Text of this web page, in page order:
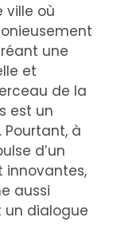
ville où
une
et
de la
est un
à
d’un
innovantes,
aussi
un dialogue